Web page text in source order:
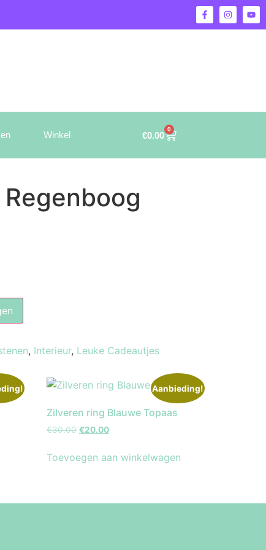
Winkel €0.00
0
, Interieur, Leuke Cadeautjes
Aanbieding!
Zilveren ring Blauwe Topaas
€30.00 €20.00
Toevoegen aan winkelwagen